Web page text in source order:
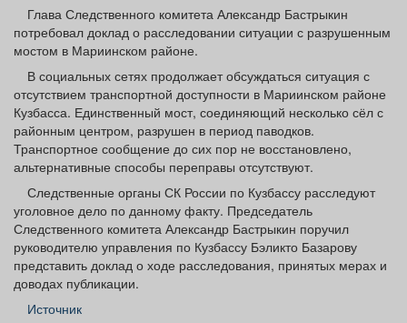
Афиша Обучение Проекты
Товары Поздравления Погода
ТВ программа Я - пенсионер
Глава Следственного комитета Александр Бастрыкин
потребовал доклад о расследовании ситуации с разрушенным
мостом в Мариинском районе.
В социальных сетях продолжает обсуждаться ситуация с
отсутствием транспортной доступности в Мариинском районе
Кузбасса. Единственный мост, соединяющий несколько сёл с
районным центром, разрушен в период паводков.
Транспортное сообщение до сих пор не восстановлено,
альтернативные способы переправы отсутствуют.
Следственные органы СК России по Кузбассу расследуют
уголовное дело по данному факту. Председатель
Следственного комитета Александр Бастрыкин поручил
руководителю управления по Кузбассу Бэликто Базарову
представить доклад о ходе расследования, принятых мерах и
доводах публикации.
Источник